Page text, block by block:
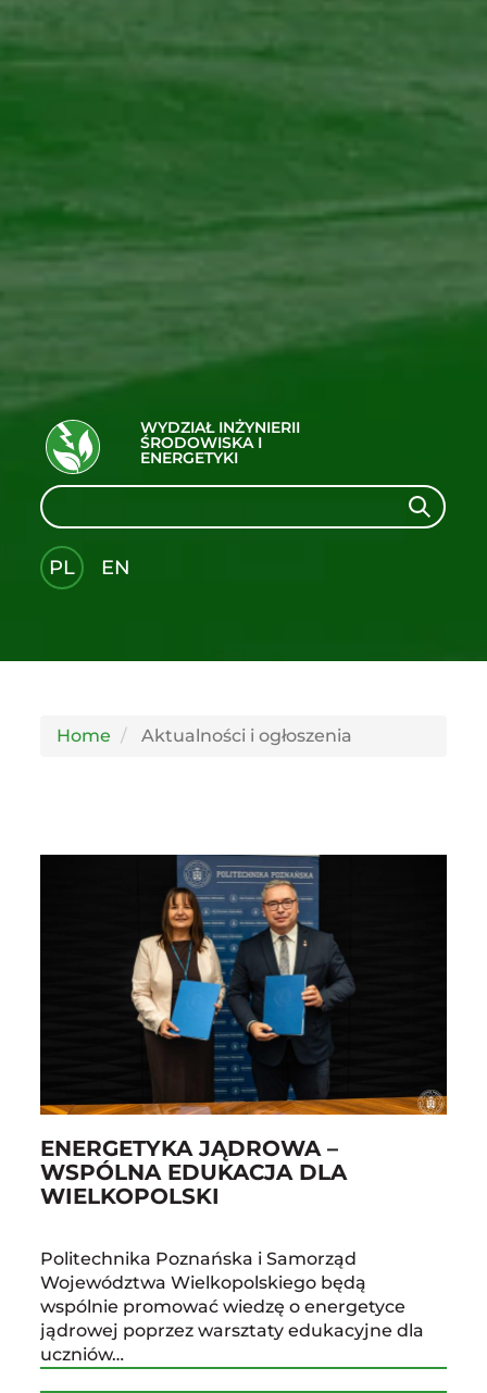
WYDZIAŁ INŻYNIERII
ŚRODOWISKA I
ENERGETYKI
Search Search
PL
EN
Home Aktualności i ogłoszenia
ENERGETYKA JĄDROWA –
WSPÓLNA EDUKACJA DLA
WIELKOPOLSKI
Politechnika Poznańska i Samorząd
Województwa Wielkopolskiego będą
wspólnie promować wiedzę o energetyce
jądrowej poprzez warsztaty edukacyjne dla
uczniów…